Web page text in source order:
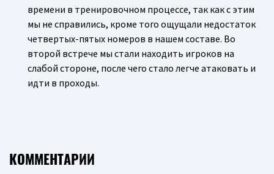
времени в тренировочном процессе, так как с этим
мы не справились, кроме того ощущали недостаток
четвертых-пятых номеров в нашем составе. Во
второй встрече мы стали находить игроков на
слабой стороне, после чего стало легче атаковать и
идти в проходы.
КОММЕНТАРИИ